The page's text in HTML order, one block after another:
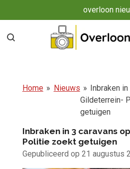
direct
naar
overloon
Home » Nieuws » Inbraken
Gildeterrein-
getuigen
Inbraken in 3 caravans
Politie zoekt getuigen
Gepubliceerd op 21 augustus